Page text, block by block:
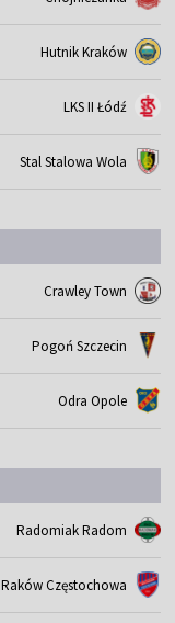
Hutnik Kraków
LKS II Łódź
Stal Stalowa Wola
Crawley Town
Pogoń Szczecin
Odra Opole
Radomiak Radom
Raków Częstochowa